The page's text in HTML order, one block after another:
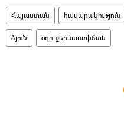
Հայաստան հասարակություն
ձյուն օդի ջերմաստիճան